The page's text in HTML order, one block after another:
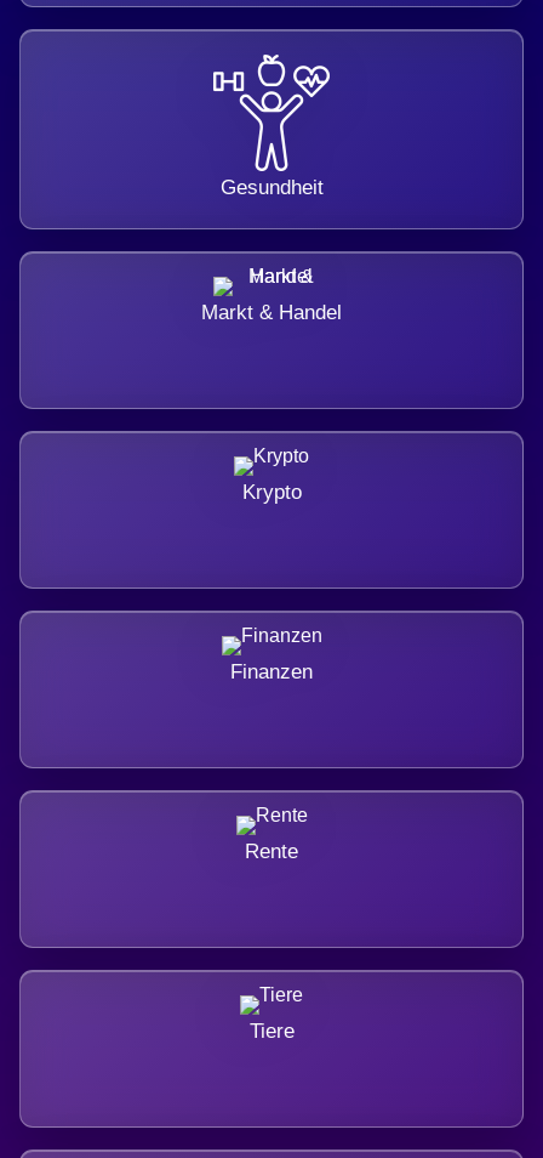
Gesundheit
Markt & Handel
Krypto
Finanzen
Rente
Tiere